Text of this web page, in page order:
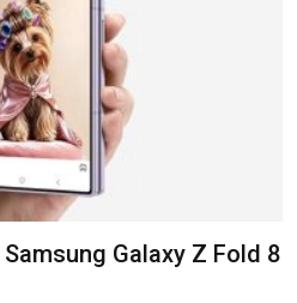
Galaxy Z Fold 8